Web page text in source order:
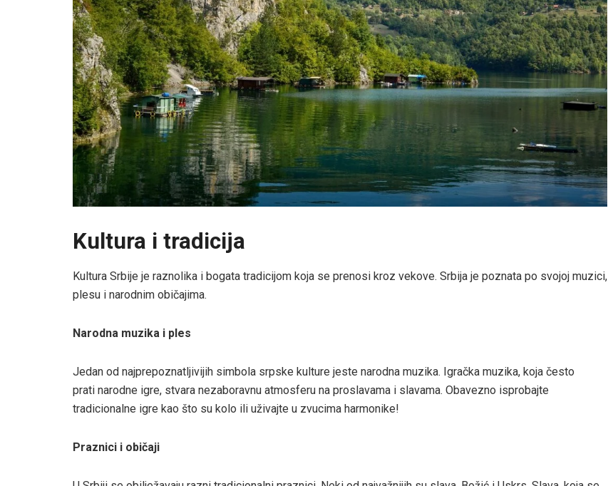
Kultura i tradicija
Kultura Srbije je raznolika i bogata tradicijom koja se prenosi kroz vekove. Srbija je poznata po svojoj muzici,
plesu i narodnim običajima.
Narodna muzika i ples
Jedan od najprepoznatljivijih simbola srpske kulture jeste narodna muzika. Igračka muzika, koja često
prati narodne igre, stvara nezaboravnu atmosferu na proslavama i slavama. Obavezno isprobajte
tradicionalne igre kao što su kolo ili uživajte u zvucima harmonike!
Praznici i običaji